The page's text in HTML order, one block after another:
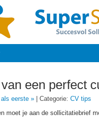
een perfect
als eerste » Categorie: CV tips
moet je aan de sollicitatiebrief